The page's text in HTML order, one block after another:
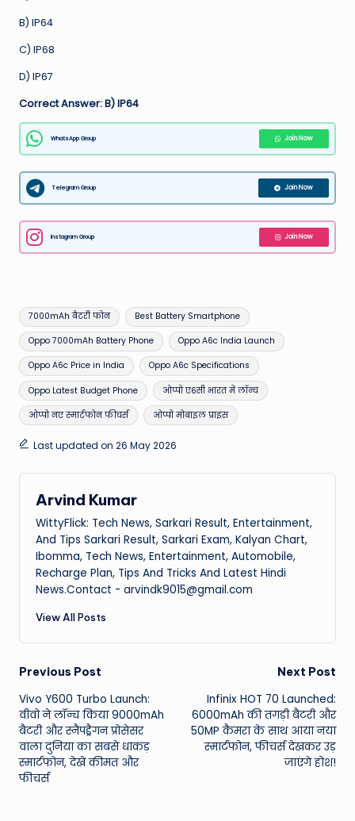
B) IP64
C) IP68
D) IP67
Correct Answer: B) IP64
WhatsApp Group Join Now
Telegram Group Join Now
Instagram Group Join Now
Tags:
7000mAh बैटरी फोन Best Battery Smartphone
Oppo 7000mAh Battery Phone Oppo A6c India Launch
Oppo A6c Price in India Oppo A6c Specifications
Oppo Latest Budget Phone ओप्पो ए6सी भारत में लॉन्च
ओप्पो नए स्मार्टफोन फीचर्स ओप्पो मोबाइल प्राइस
Last updated on 26 May 2026
Arvind Kumar
WittyFlick: Tech News, Sarkari Result, Entertainment,
And Tips Sarkari Result, Sarkari Exam, Kalyan Chart,
Ibomma, Tech News, Entertainment, Automobile,
Recharge Plan, Tips And Tricks And Latest Hindi
News.Contact - arvindk9015@gmail.com
View All Posts
Post
navigation
Previous Post
Vivo Y600 Turbo Launch:
वीवो ने लॉन्च किया 9000mAh
बैटरी और स्नैपड्रैगन प्रोसेसर
वाला दुनिया का सबसे धाकड़
स्मार्टफोन, देखें कीमत और
फीचर्स
Next Post
Infinix HOT 70 Launched:
6000mAh की तगड़ी बैटरी और
50MP कैमरा के साथ आया नया
स्मार्टफोन, फीचर्स देखकर उड़
जाएंगे होश!